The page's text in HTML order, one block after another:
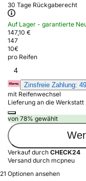
30 Tage Rückgaberecht
Auf Lager - garantierte
147,10 €
147
10€
pro Reifen
4
Zinsfreie Zahlung:
mit Reifenwechsel
Lieferung an die Werkstatt
von 78% gewählt
Verkauf durch CHECK24
Versand durch mcpneu
21 Optionen ansehen